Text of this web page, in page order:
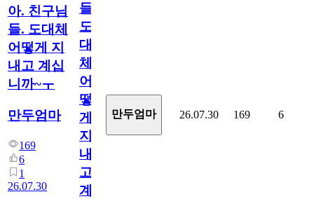
아. 친구님
들. 도대체
어떻게 지
내고 계십
니까~ㅜ
만두엄마
169
6
1
26.07.30
들.
도
대
체
어
떻
게
지
내
고
계
만두엄마 26.07.30 169 6